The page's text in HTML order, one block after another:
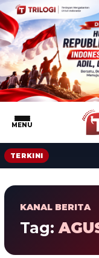
MENU
TERKINI
KANAL BERITA
Tag: